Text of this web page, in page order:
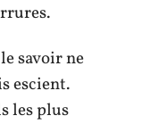
savoir ne
escient.
les plus